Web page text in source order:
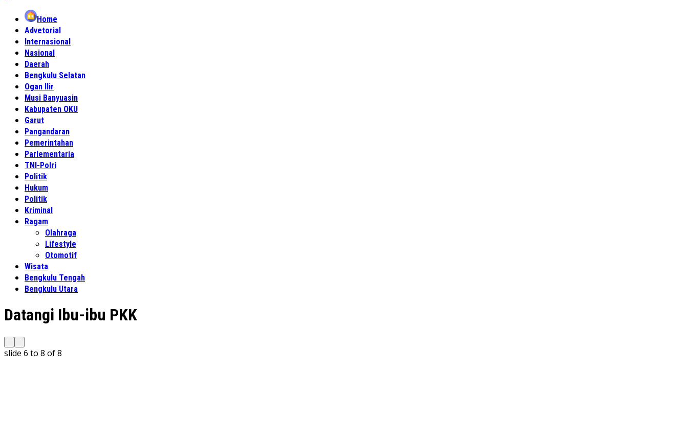
Home
Advetorial
Internasional
Nasional
Daerah
Bengkulu Selatan
Ogan Ilir
Musi Banyuasin
Kabupaten OKU
Garut
Pangandaran
Pemerintahan
Parlementaria
TNI-Polri
Politik
Hukum
Politik
Kriminal
Ragam
Olahraga
Lifestyle
Otomotif
Wisata
Bengkulu Tengah
Bengkulu Utara
Datangi Ibu-ibu PKK
slide 6 to 8 of 8